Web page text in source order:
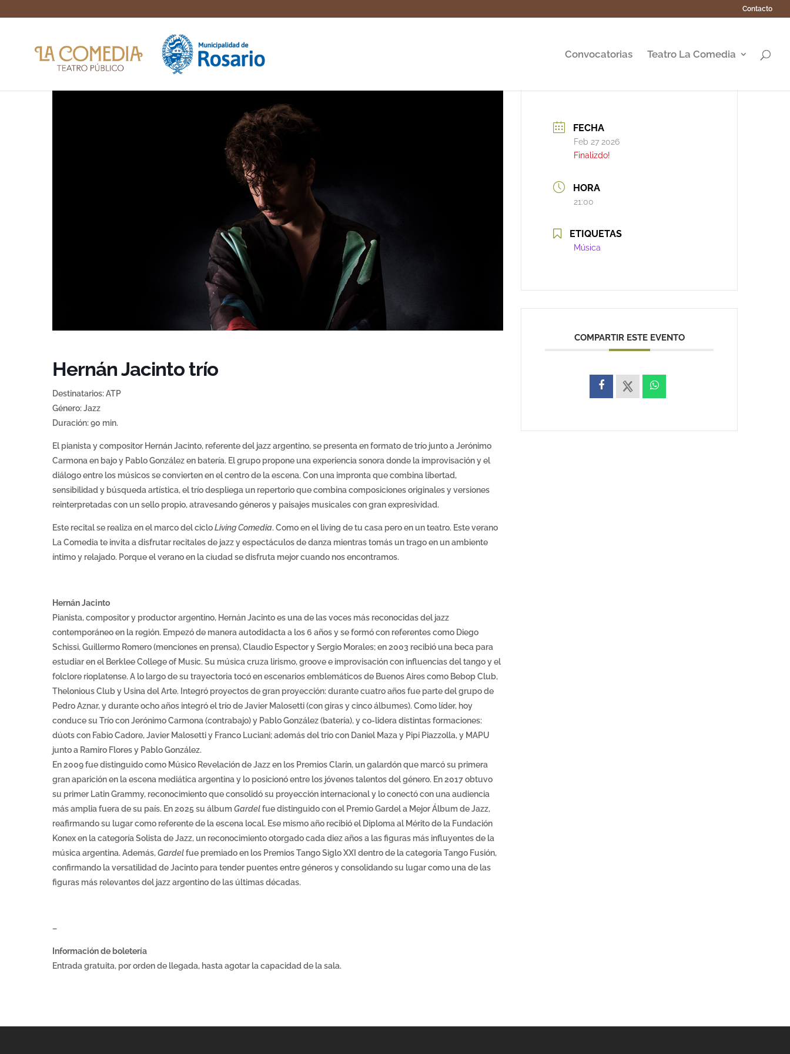
Contacto
Convocatorias Teatro La Comedia
Hernán Jacinto trío
Destinatarios: ATP
Género: Jazz
Duración: 90 min.
El pianista y compositor Hernán Jacinto, referente del jazz argentino, se presenta en formato de trío junto a Jerónimo
Carmona en bajo y Pablo González en batería. El grupo propone una experiencia sonora donde la improvisación y el
diálogo entre los músicos se convierten en el centro de la escena. Con una impronta que combina libertad,
sensibilidad y búsqueda artística, el trío despliega un repertorio que combina composiciones originales y versiones
reinterpretadas con un sello propio, atravesando géneros y paisajes musicales con gran expresividad.
Este recital se realiza en el marco del cicloLiving Comedia. Como en el living de tu casa pero en un teatro. Este verano
La Comedia te invita a disfrutar recitales de jazz y espectáculos de danza mientras tomás un trago en un ambiente
íntimo y relajado. Porque el verano en la ciudad se disfruta mejor cuando nos encontramos.
Hernán Jacinto
Pianista, compositor y productor argentino, Hernán Jacinto es una de las voces más reconocidas del jazz
contemporáneo en la región. Empezó de manera autodidacta a los 6 años y se formó con referentes como Diego
Schissi, Guillermo Romero (menciones en prensa), Claudio Espector y Sergio Morales; en 2003 recibió una beca para
estudiar en el Berklee College of Music. Su música cruza lirismo, groove e improvisación con influencias del tango y el
folclore rioplatense. A lo largo de su trayectoria tocó en escenarios emblemáticos de Buenos Aires como Bebop Club,
Thelonious Club y Usina del Arte. Integró proyectos de gran proyección: durante cuatro años fue parte del grupo de
Pedro Aznar, y durante ocho años integró el trío de Javier Malosetti (con giras y cinco álbumes). Como líder, hoy
conduce su Trío con Jerónimo Carmona (contrabajo) y Pablo González (batería), y co-lidera distintas formaciones:
dúots con Fabio Cadore, Javier Malosetti y Franco Luciani; además del trío con Daniel Maza y Pipi Piazzolla, y MAPU
junto a Ramiro Flores y Pablo González.
En 2009 fue distinguido como Músico Revelación de Jazz en los Premios Clarín, un galardón que marcó su primera
gran aparición en la escena mediática argentina y lo posicionó entre los jóvenes talentos del género. En 2017 obtuvo
su primer Latin Grammy, reconocimiento que consolidó su proyección internacional y lo conectó con una audiencia
más amplia fuera de su país. En 2025 su álbum Gardelfue distinguido con el Premio Gardel a Mejor Álbum de Jazz,
reafirmando su lugar como referente de la escena local. Ese mismo año recibió el Diploma al Mérito de la Fundación
Konex en la categoría Solista de Jazz, un reconocimiento otorgado cada diez años a las figuras más influyentes de la
música argentina. Además,Gardelfue premiado en los Premios Tango Siglo XXI dentro de la categoría Tango Fusión,
confirmando la versatilidad de Jacinto para tender puentes entre géneros y consolidando su lugar como una de las
figuras más relevantes del jazz argentino de las últimas décadas.
–
Información de boletería
Entrada gratuita, por orden de llegada, hasta agotar la capacidad de la sala.
FECHA
Feb 27 2026
Finalizdo!
HORA
21:00
ETIQUETAS
Música
COMPARTIR ESTE EVENTO